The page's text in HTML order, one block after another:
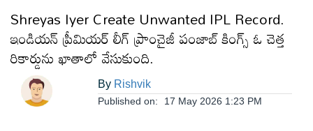
తెలంగాణ
ఆంధ్రప్రదేశ్
Shreyas Iyer Create Unwanted IPL Record.
ఇండియన్ ప్రీమియర్ లీగ్‌ ప్రాంచైజీ పంజాబ్ కింగ్స్‌ ఓ చెత్త
రికార్డును ఖాతాలో వేసుకుంది.
By Rishvik
Published on: 17 May 2026 1:23 PM